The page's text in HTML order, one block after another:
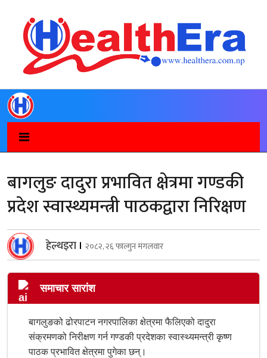
बागलुङ दादुरा प्रभावित क्षेत्रमा गण्डकी
प्रदेश स्वास्थ्यमन्त्री पाठकद्वारा निरिक्षण
हेल्थइरा । २०८२, २६ फाल्गुन मंगलवार
समाचार सारांश
बागलुङको ढोरपाटन नगरपालिका क्षेत्रमा फैलिएको दादुरा
संक्रमणको निरीक्षण गर्न गण्डकी प्रदेशका स्वास्थ्यमन्त्री कृष्ण
पाठक प्रभावित क्षेत्रमा पुगेका छन्।